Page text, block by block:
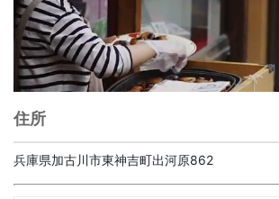
住所
兵庫県加古川市東神吉町出河原862